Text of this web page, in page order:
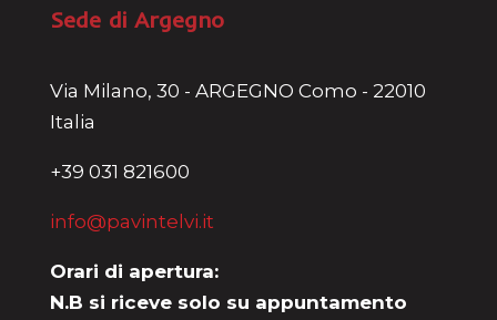
Sede di Argegno
Via Milano, 30 - ARGEGNO Como - 22010
Italia
+39 031 821600
info@pavintelvi.it
Orari di apertura:
N.B si riceve solo su appuntamento